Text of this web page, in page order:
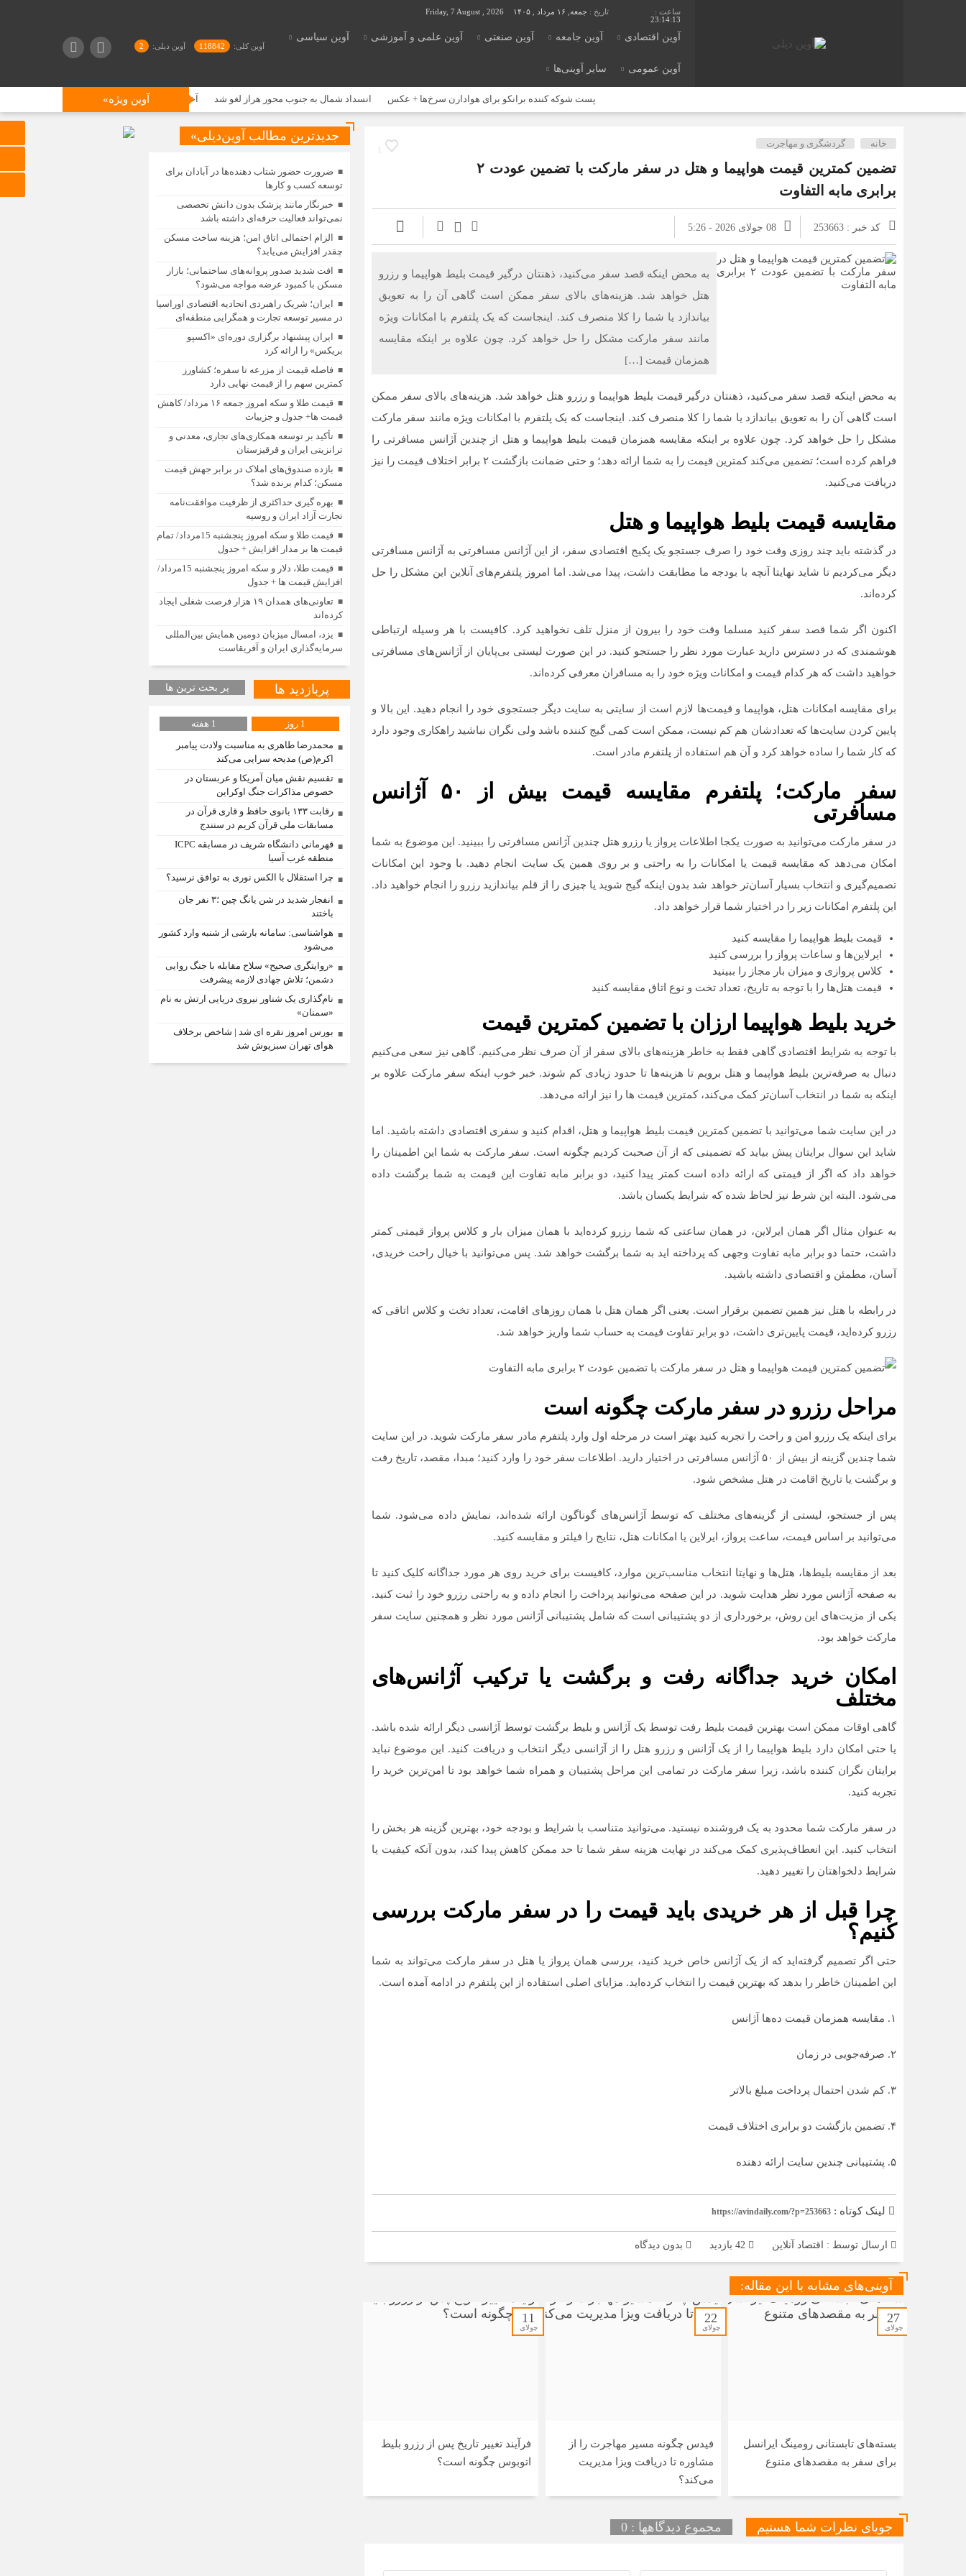
23:14:14
تاریخ : جمعه, ۱۶ مرداد , ۱۴۰۵ Friday, 7 August , 2026
آوین اقتصادی آوین جامعه آوین صنعتی آوین علمی و آموزشی آوین سیاسی
آوین عمومی سایر آوینی‌ها
آوین کلی: 118842 آوین دیلی: 2
آوین ویژه» پست شوکه کننده برانکو برای هوادارن سرخ‌ها + عکس ‌انسداد شمال به جنوب محور هراز لغو شد آخرین جزئیات طرح ساماندهی کارکنان دولت | مجلس مخالف است؟
1
خانه گردشگری و مهاجرت
تضمین کمترین قیمت هواپیما و هتل در سفر مارکت با تضمین عودت ۲
برابری مابه التفاوت
کد خبر : 253663 08 جولای 2026 - 5:26
به محض اینکه قصد سفر می‌کنید، ذهنتان درگیر قیمت بلیط هواپیما و رزرو
هتل خواهد شد. هزینه‌های بالای سفر ممکن است گاهی آن را به تعویق
بیاندازد یا شما را کلا منصرف کند. اینجاست که یک پلتفرم با امکانات ویژه
مانند سفر مارکت مشکل را حل خواهد کرد. چون علاوه بر اینکه مقایسه
همزمان قیمت […]
به محض اینکه قصد سفر می‌کنید، ذهنتان درگیر قیمت بلیط هواپیما و رزرو هتل خواهد شد. هزینه‌های بالای سفر ممکن
است گاهی آن را به تعویق بیاندازد یا شما را کلا منصرف کند. اینجاست که یک پلتفرم با امکانات ویژه مانند سفر مارکت
مشکل را حل خواهد کرد. چون علاوه بر اینکه مقایسه همزمان قیمت بلیط هواپیما و هتل از چندین آژانس مسافرتی را
فراهم کرده است؛ تضمین می‌کند کمترین قیمت را به شما ارائه دهد؛ و حتی ضمانت بازگشت ۲ برابر اختلاف قیمت را نیز
دریافت می‌کنید.
مقایسه قیمت بلیط هواپیما و هتل
در گذشته باید چند روزی وقت خود را صرف جستجو یک پکیج اقتصادی سفر، از این آژانس مسافرتی به آژانس مسافرتی
دیگر می‌کردیم تا شاید نهایتا آنچه با بودجه ما مطابقت داشت، پیدا می‌شد. اما امروز پلتفرم‌های آنلاین این مشکل را حل
کرده‌اند.
اکنون اگر شما قصد سفر کنید مسلما وقت خود را بیرون از منزل تلف نخواهید کرد. کافیست با هر وسیله ارتباطی
هوشمندی که در دسترس دارید عبارت مورد نظر را جستجو کنید. در این صورت لیستی بی‌پایان از آژانس‌های مسافرتی
خواهید داشت که هر کدام قیمت و امکانات ویژه خود را به مسافران معرفی کرده‌اند.
برای مقایسه امکانات هتل، هواپیما و قیمت‌ها لازم است از سایتی به سایت دیگر جستجوی خود را انجام دهید. این بالا و
پایین کردن سایت‌ها که تعدادشان هم کم نیست، ممکن است کمی گیج کننده باشد ولی نگران نباشید راهکاری وجود دارد
که کار شما را ساده خواهد کرد و آن هم استفاده از پلتفرم مادر است.
سفر مارکت؛ پلتفرم مقایسه قیمت بیش از ۵۰ آژانس
مسافرتی
در سفر مارکت می‌توانید به صورت یکجا اطلاعات پرواز یا رزرو هتل چندین آژانس مسافرتی را ببینید. این موضوع به شما
امکان می‌دهد که مقایسه قیمت یا امکانات را به راحتی و بر روی همین یک سایت انجام دهید. با وجود این امکانات
تصمیم‌گیری و انتخاب بسیار آسان‌تر خواهد شد بدون اینکه گیج شوید یا چیزی را از قلم بیاندازید رزرو را انجام خواهید داد.
این پلتفرم امکانات زیر را در اختیار شما قرار خواهد داد.
قیمت بلیط هواپیما را مقایسه کنید
ایرلاین‌ها و ساعات پرواز را بررسی کنید
کلاس پروازی و میزان بار مجاز را ببینید
قیمت هتل‌ها را با توجه به تاریخ، تعداد تخت و نوع اتاق مقایسه کنید
خرید بلیط هواپیما ارزان با تضمین کمترین قیمت
با توجه به شرایط اقتصادی گاهی فقط به خاطر هزینه‌های بالای سفر از آن صرف نظر می‌کنیم. گاهی نیز سعی می‌کنیم
دنبال به صرفه‌ترین بلیط هواپیما و هتل برویم تا هزینه‌ها تا حدود زیادی کم شوند. خبر خوب اینکه سفر مارکت علاوه بر
اینکه به شما در انتخاب آسان‌تر کمک می‌کند، کمترین قیمت ها را نیز ارائه می‌دهد.
در این سایت شما می‌توانید با تضمین کمترین قیمت بلیط هواپیما و هتل، اقدام کنید و سفری اقتصادی داشته باشید. اما
شاید این سوال برایتان پیش بیاید که تضمینی که از آن صحبت کردیم چگونه است. سفر مارکت به شما این اطمینان را
خواهد داد که اگر از قیمتی که ارائه داده است کمتر پیدا کنید، دو برابر ما‌به تفاوت این قیمت به شما برگشت داده
می‌شود. البته این شرط نیز لحاظ شده که شرایط یکسان باشد.
به عنوان مثال اگر همان ایرلاین، در همان ساعتی که شما رزرو کرده‌اید با همان میزان بار و کلاس پرواز قیمتی کمتر
داشت، حتما دو برابر ما‌به تفاوت وجهی که پرداخته ‌اید به شما برگشت خواهد شد. پس می‌توانید با خیال راحت خریدی،
آسان، مطمئن و اقتصادی داشته باشید.
در رابطه با هتل نیز همین تضمین برقرار است. یعنی اگر همان هتل با همان روزهای اقامت، تعداد تخت و کلاس اتاقی که
رزرو کرده‌اید، قیمت پایین‌تری داشت، دو برابر تفاوت قیمت به حساب شما واریز خواهد شد.
مراحل رزرو در سفر مارکت چگونه است
برای اینکه یک رزرو امن و راحت را تجربه کنید بهتر است در مرحله اول وارد پلتفرم مادر سفر مارکت شوید. در این سایت
شما چندین گزینه از بیش از ۵۰ آژانس مسافرتی در اختیار دارید. اطلاعات سفر خود را وارد کنید؛ مبدا، مقصد، تاریخ رفت
و برگشت یا تاریخ اقامت در هتل مشخص شود.
پس از جستجو، لیستی از گزینه‌های مختلف که توسط آژانس‌های گوناگون ارائه شده‌اند، نمایش داده می‌شود. شما
می‌توانید بر اساس قیمت، ساعت پرواز، ایرلاین یا امکانات هتل، نتایج را فیلتر و مقایسه کنید.
بعد از مقایسه بلیط‌ها، هتل‌ها و نهایتا انتخاب مناسب‌ترین‌ موارد، کافیست برای خرید روی هر مورد جداگانه کلیک کنید تا
به صفحه آژانس مورد نظر هدایت شوید. در این صفحه می‌توانید پرداخت را انجام داده و به راحتی رزرو خود را ثبت کنید.
یکی از مزیت‌های این روش، برخورداری از دو پشتیبانی است که شامل پشتیبانی آژانس مورد نظر و همچنین سایت سفر
مارکت خواهد بود.
امکان خرید جداگانه رفت و برگشت یا ترکیب آژانس‌های
مختلف
گاهی اوقات ممکن است بهترین قیمت بلیط رفت توسط یک آژانس و بلیط برگشت توسط آژانسی دیگر ارائه شده باشد.
یا حتی امکان دارد بلیط هواپیما را از یک آژانس و رزرو هتل را از آژانسی دیگر انتخاب و دریافت کنید. این موضوع نباید
برایتان نگران کننده باشد، زیرا سفر مارکت در تمامی این مراحل پشتیبان و همراه شما خواهد بود تا امن‌ترین خرید را
تجربه کنید.
در سفر مارکت شما محدود به یک فروشنده نیستید. می‌توانید متناسب با شرایط و بودجه خود، بهترین گزینه هر بخش را
انتخاب کنید. این انعطاف‌پذیری کمک می‌کند در نهایت هزینه سفر شما تا حد ممکن کاهش پیدا کند، بدون آنکه کیفیت یا
شرایط دلخواهتان را تغییر دهید.
چرا قبل از هر خریدی باید قیمت را در سفر مارکت بررسی
کنیم؟
حتی اگر تصمیم گرفته‌اید که از یک آژانس خاص خرید کنید، بررسی همان پرواز یا هتل در سفر مارکت می‌تواند به شما
این اطمینان خاطر را بدهد که بهترین قیمت را انتخاب کرده‌اید. مزایای اصلی استفاده از این پلتفرم در ادامه آمده است.
۱. مقایسه همزمان قیمت ده‌ها آژانس
۲. صرفه‌جویی در زمان
۳. کم شدن احتمال پرداخت مبلغ بالاتر
۴. تضمین بازگشت دو برابری اختلاف قیمت
۵. پشتیبانی چندین سایت ارائه دهنده
لینک کوتاه : https://avindaily.com/?p=253663
ارسال توسط : اقتصاد آنلاین بدون دیدگاه
آوینی‌های مشابه با این مقاله:
27
جولای
بسته‌های تابستانی رومینگ ایرانسل
برای سفر به مقصدهای متنوع
22
جولای
فیدس چگونه مسیر مهاجرت را از
مشاوره تا دریافت ویزا مدیریت
می‌کند؟
11
جولای
فرآیند تغییر تاریخ پس از رزرو بلیط
اتوبوس چگونه است؟
جویای نظرات شما هستیم مجموع دیدگاهها : 0
جدیدترین مطالب آوین‌دیلی»
ضرورت حضور شتاب ‌دهنده‌ها در آبادان برای
توسعه کسب‌ و کارها
خبرنگار مانند پزشک بدون دانش تخصصی
نمی‌تواند فعالیت حرفه‌ای داشته باشد
الزام احتمالی اتاق امن؛ هزینه ساخت مسکن
چقدر افزایش می‌یابد؟
افت شدید صدور پروانه‌های ساختمانی؛ بازار
مسکن با کمبود عرضه مواجه می‌شود؟
ایران؛ شریک راهبردی اتحادیه اقتصادی اوراسیا
در مسیر توسعه تجارت و همگرایی منطقه‌ای
ایران پیشنهاد برگزاری دوره‌ای «اکسپو
بریکس» را ارائه کرد
فاصله قیمت از مزرعه تا سفره؛ کشاورز
کمترین سهم را از قیمت نهایی دارد
قیمت طلا و سکه امروز جمعه ۱۶ مرداد/ کاهش
قیمت ها+ جدول و جزییات
تأکید بر توسعه همکاری‌های تجاری، معدنی و
ترانزیتی ایران و قرقیزستان
بازده صندوق‌های املاک در برابر جهش قیمت
مسکن؛ کدام برنده شد؟
بهره گیری حداکثری از ظرفیت موافقت‌نامه
تجارت آزاد ایران و روسیه
قیمت طلا و سکه امروز پنجشنبه 15مرداد/ تمام
قیمت ها بر مدار افزایش + جدول
قیمت طلا، دلار و سکه امروز پنجشنبه 15مرداد/
افزایش قیمت ها + جدول
تعاونی‌های همدان ۱۹ هزار فرصت شغلی ایجاد
کرده‌اند
یزد، امسال میزبان دومین همایش بین‌المللی
سرمایه‌گذاری ایران و آفریقاست
پربازدید ها پر بحث ترین ها
1 روز
1 هفته
محمدرضا طاهری به مناسبت ولادت پیامبر
اکرم(ص) مدیحه سرایی می‌کند
تقسیم نقش میان آمریکا و عربستان در
خصوص مذاکرات جنگ اوکراین
رقابت ۱۳۳ بانوی حافظ و قاری قرآن در
مسابقات ملی قرآن کریم در سنندج
قهرمانی دانشگاه شریف در مسابقه ICPC
منطقه غرب آسیا
چرا استقلال با الکس نوری به توافق نرسید؟
انفجار شدید در شن یانگ چین ؛۳ نفر جان
باختند
هواشناسی: سامانه بارشی از شنبه وارد کشور
می‌شود
«روایتگری صحیح» سلاح مقابله با جنگ روایی
دشمن؛ تلاش جهادی لازمه پیشرفت
نام‌گذاری یک شناور نیروی دریایی ارتش به نام
«سمنان»
بورس امروز نقره ای شد | شاخص برخلاف
هوای تهران سبزپوش شد